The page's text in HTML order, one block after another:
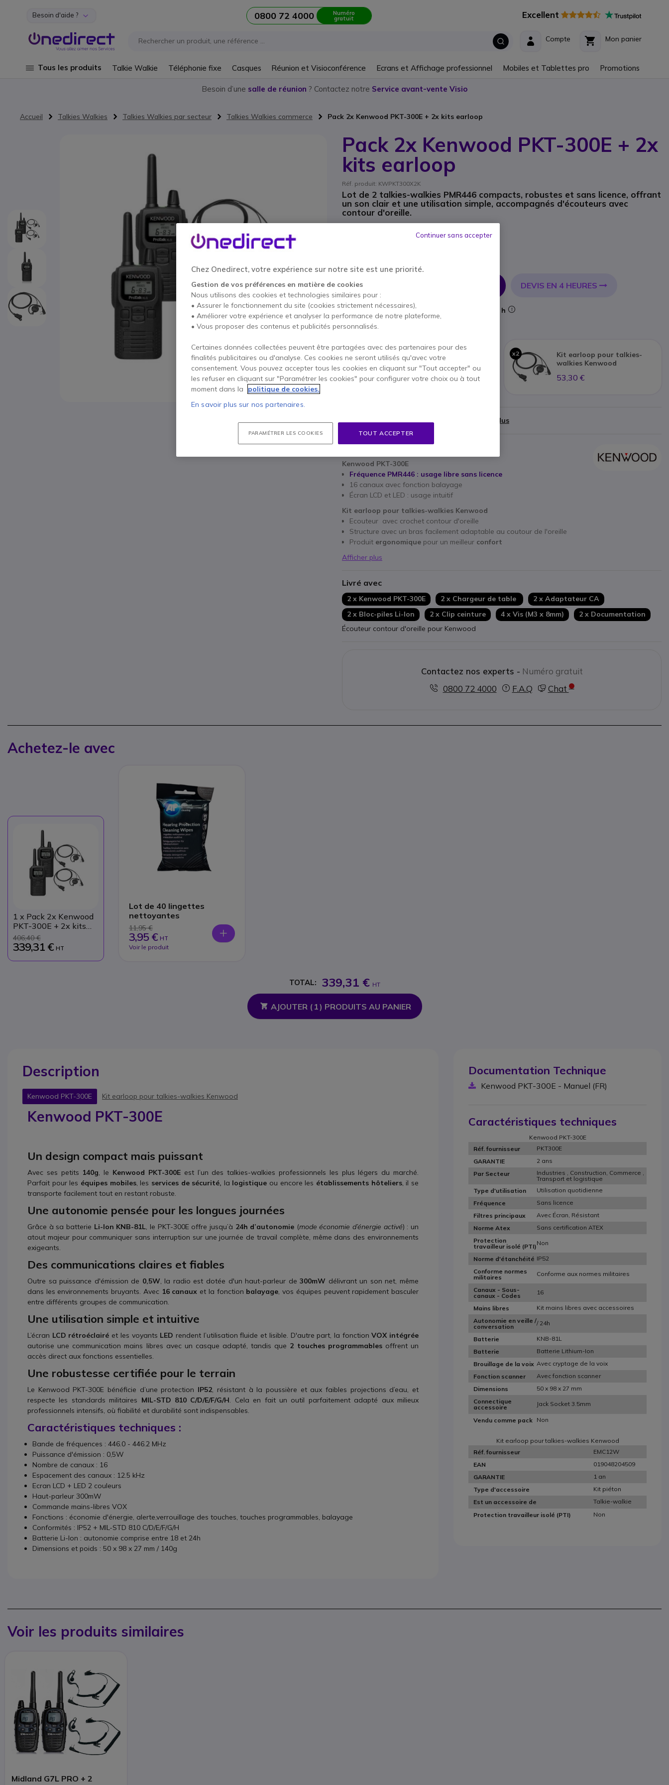
Aller au contenu
Besoin d'aide ? 0800 72 4000 Numéro
gratuit Excellent
Mon panier
Compte
Tous les produits Talkie Walkie Téléphonie fixe Casques Réunion et Visioconférence Ecrans et Affichage professionnel Mobiles et Tablettes pro Promotions
Besoin d’une salle de réunion ? Contactez notre Service avant-vente Visio
Accueil Talkies Walkies Talkies Walkies par secteur Talkies Walkies commerce Pack 2x Kenwood PKT-300E + 2x kits earloop
Pack 2x Kenwood PKT-300E + 2x
kits earloop
Réf. produit: KWPKT300X2K
Lot de 2 talkies-walkies PMR446 compacts, robustes et sans licence, offrant
un son clair et une utilisation simple, accompagnés d'écouteurs avec
contour d'oreille.
DEVIS EN 4 HEURES
3 produitsen stock 24/48 h
Compris dans ce pack :
x2 Kenwood PKT-300E
116,35 €
x2
Kit earloop pour talkies-
walkies Kenwood
53,30 €
Afficher plus
Kenwood PKT-300E
Fréquence PMR446 : usage libre sans licence
16 canaux avec fonction balayage
Écran LCD et LED : usage intuitif
Kit earloop pour talkies-walkies Kenwood
Ecouteur avec crochet contour d'oreille
Structure avec un bras facilement adaptable au coutour de l'oreille
Produit ergonomique pour un meilleur confort
Afficher plus
Livré avec
2 x Kenwood PKT-300E 2 x Chargeur de table
2 x Adaptateur CA
2 x Bloc-piles Li-Ion
2 x Clip ceinture 4 x Vis (M3 x 8mm)
2 x Documentation
Écouteur contour d'oreille pour Kenwood
Contactez nos experts - Numéro gratuit
0800 72 4000
F.A.Q Chat
Achetez-le avec
1 x Pack 2x Kenwood
PKT-300E + 2x kits
earloop
406,40 €
339,31 € HT
Lot de 40 lingettes
nettoyantes
11,95 €
3,95 € HT
Voir le produit
TOTAL: 339,31 € HT
AJOUTER ( 1) PRODUITS AU PANIER
Description
Kenwood PKT-300E Kit earloop pour talkies-walkies Kenwood
Kenwood PKT-300E
Un design compact mais puissant
Avec ses petits 140g, le Kenwood PKT-300Eest l’un des talkies-walkies professionnels les plus légers du marché.
Parfait pour les équipes mobiles, les services de sécurité, la logistique ou encore les établissements hôteliers, il se
transporte facilement tout en restant robuste.
Une autonomie pensée pour les longues journées
Grâce à sa batterie Li-Ion KNB-81L, le PKT-300E offre jusqu’à 24h d’autonomie (mode économie d’énergie activé) : un
atout majeur pour communiquer sans interruption sur une journée de travail complète, même dans des environnements
exigeants.
Des communications claires et fiables
Outre sa puissance d'émission de 0,5W, la radio est dotée d'un haut-parleur de300mW délivrant un son net, même
dans les environnements bruyants. Avec 16 canaux et la fonction balayage, vos équipes peuvent rapidement basculer
entre différents groupes de communication.
Une utilisation simple et intuitive
L’écran LCD rétroéclairé et les voyants LED rendent l’utilisation fluide et lisible. D'autre part, la fonctionVOX intégrée
autorise une communication mains libres avec un casque adapté, tandis que 2 touches programmablesoffrent un
accès direct aux fonctions essentielles.
Une robustesse certifiée pour le terrain
Le Kenwood PKT-300E bénéficie d’une protection IP52, résistant à la poussière et aux faibles projections d’eau, et
respecte les standards militaires MIL-STD 810 C/D/E/F/G/H. Cela en fait un outil parfaitement adapté aux milieux
professionnels intensifs, où fiabilité et durabilité sont indispensables.
Caractéristiques techniques :
Bande de fréquences : 446.0 - 446.2 MHz
Puissance d'émission : 0,5W
Nombre de canaux : 16
Espacement des canaux : 12.5 kHz
Ecran LCD + LED 2 couleurs
Haut-parleur 300mW
Commande mains-libres VOX
Fonctions : économie d'énergie, alerte,verrouillage des touches, touches programmables, balayage
Conformités : IP52 + MIL-STD 810 C/D/E/F/G/H
Batterie Li-Ion : autonomie comprise entre 18 et 24h
Dimensions et poids : 50 x 98 x 27 mm / 140g
Documentation Technique
Kenwood PKT-300E - Manuel (FR)
Caractéristiques techniques
Kenwood PKT-300E
Réf. fournisseur
PKT300E
GARANTIE
2 ans
Par Secteur
Industries , Construction, Commerce ,
Transport et logistique
Type d'utilisation
Utilisation quotidienne
Fréquence
Sans licence
Filtres principaux
Avec Écran, Résistant
Norme Atex
Sans certification ATEX
Protection
travailleur isolé (PTI)Non
Norme d'étanchéité IP52
Conforme normes
militaires
Conforme aux normes militaires
Canaux - Sous-
canaux - Codes
16
Mains libres
Kit mains libres avec accessoires
Autonomie en veille /
conversation
/ 24h
Batterie
KNB-81L
Batterie
Batterie Lithium-Ion
Brouillage de la voix Avec cryptage de la voix
Fonction scanner
Avec fonction scanner
Dimensions
50 x 98 x 27 mm
Connectique
accessoire
Jack Socket 3.5mm
Vendu comme pack Non
Kit earloop pour talkies-walkies Kenwood
Réf. fournisseur
EMC12W
EAN
019048204509
GARANTIE
1 an
Type d'accessoire
Kit piéton
Est un accessoire de
Talkie-walkie
Protection travailleur isolé (PTI)
Non
Voir les produits similaires
Midland G7L PRO + 2
Chez Onedirect, votre expérience sur notre site est une priorité.
Gestion de vos préférences en matière de cookies
Nous utilisons des cookies et technologies similaires pour :
• Assurer le fonctionnement du site (cookies strictement nécessaires),
• Améliorer votre expérience et analyser la performance de notre plateforme,
• Vous proposer des contenus et publicités personnalisés.
Certaines données collectées peuvent être partagées avec des partenaires pour des
finalités publicitaires ou d'analyse. Ces cookies ne seront utilisés qu'avec votre
consentement. Vous pouvez accepter tous les cookies en cliquant sur "Tout accepter" ou
les refuser en cliquant sur "Paramétrer les cookies" pour configurer votre choix ou à tout
moment dans la
politique de cookies.
En savoir plus sur nos partenaires.
PARAMÉTRER LES COOKIES TOUT ACCEPTER
Continuer sans accepter